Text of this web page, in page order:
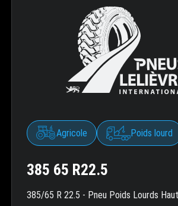
Agricole Poids lourd
385 65 R22.5
385/65 R 22.5 - Pneu Poids Lourds